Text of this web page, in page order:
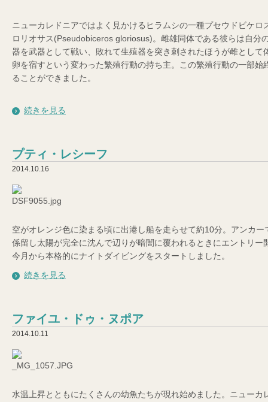
ニューカレドニアではよく見かけるヒラムシの一種プセウドビケロ
ロリオサス(Pseudobiceros gloriosus)。雌雄同体である彼らは自分
器を武器として戦い、敗れて生殖器を突き刺されたほうが雌として
卵を宿すという変わった繁殖行動の持ち主。この繁殖行動の一部始
ることができました。
続きを見る
プティ・レシーフ
2014.10.16
空がオレンジ色に染まる頃に出港し船を走らせて約10分。アンカー
係留し太陽が完全に沈んで辺りが暗闇に覆われるときにエントリー
今月から本格的にナイトダイビングをスタートしました。
続きを見る
ファイユ・ドゥ・ヌポア
2014.10.11
水温上昇とともにたくさんの幼魚たちが現れ始めました。ニューカ